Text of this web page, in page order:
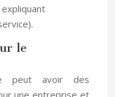
le
peut avoir des
une entreprise et